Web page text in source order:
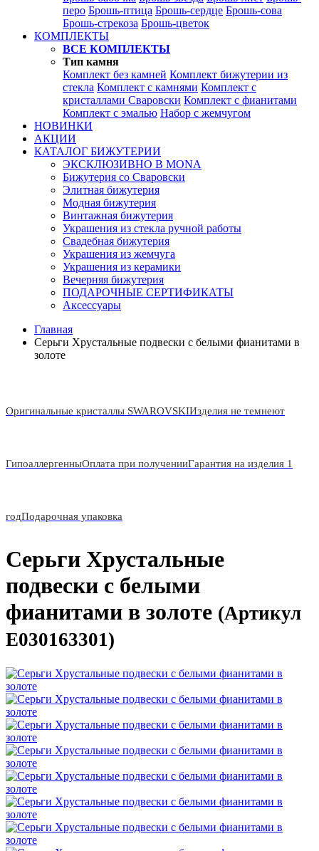
перо Брошь-птица Брошь-сердце Брошь-сова
Брошь-стрекоза Брошь-цветок
КОМПЛЕКТЫ
ВСЕ КОМПЛЕКТЫ
Тип камня
Комплект без камней Комплект бижутерии из
стекла Комплект с камнями Комплект с
кристаллами Сваровски Комплект с фианитами
Комплект с эмалью Набор с жемчугом
НОВИНКИ
АКЦИИ
КАТАЛОГ БИЖУТЕРИИ
ЭКСКЛЮЗИВНО В MONA
Бижутерия со Сваровски
Элитная бижутерия
Модная бижутерия
Винтажная бижутерия
Украшения из стекла ручной работы
Свадебная бижутерия
Украшения из жемчуга
Украшения из керамики
Вечерняя бижутерия
ПОДАРОЧНЫЕ СЕРТИФИКАТЫ
Аксессуары
Главная
Серьги Хрустальные подвески с белыми фианитами в
золоте
Оригинальные кристаллы SWAROVSKIИзделия не темнеют
ГипоаллергенныОплата при полученииГарантия на изделия 1
годПодарочная упаковка
Серьги Хрустальные
подвески с белыми
фианитами в золоте (Артикул
E030163301)